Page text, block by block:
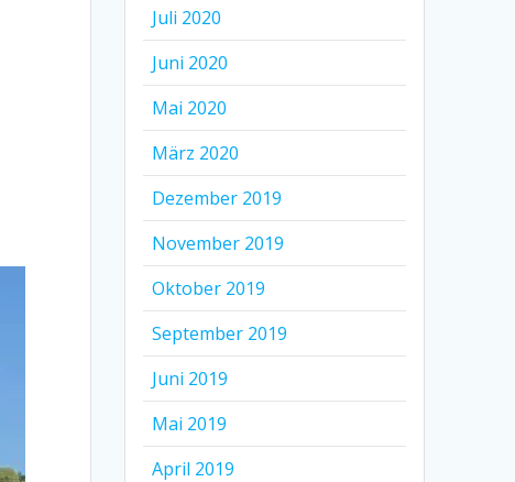
Juli 2020
Juni 2020
Mai 2020
März 2020
Dezember 2019
November 2019
Oktober 2019
September 2019
Juni 2019
Mai 2019
April 2019